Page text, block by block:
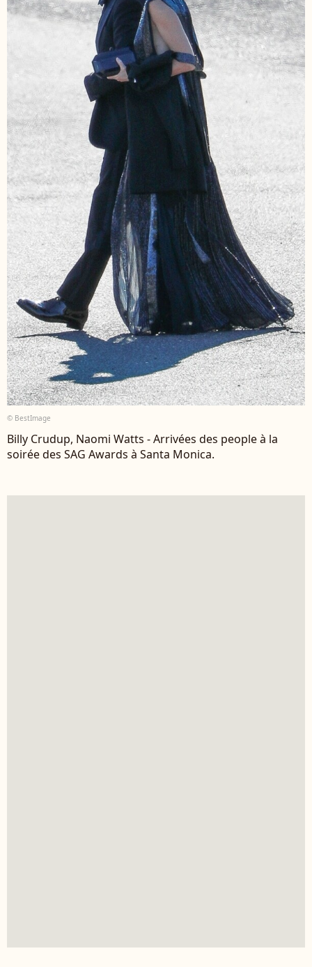
© BestImage
Billy Crudup, Naomi Watts - Arrivées des people à la
soirée des SAG Awards à Santa Monica.